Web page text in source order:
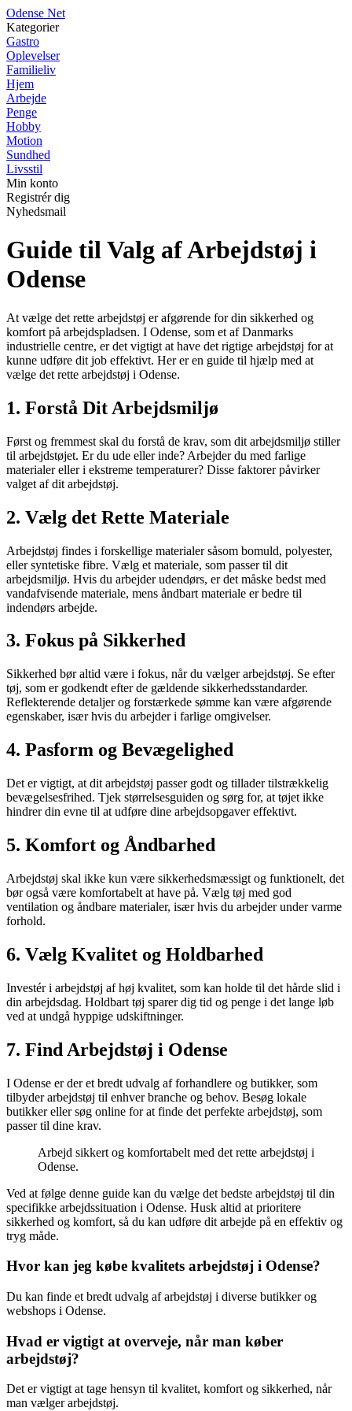
Odense Net
Kategorier
Gastro
Oplevelser
Familieliv
Hjem
Arbejde
Penge
Hobby
Motion
Sundhed
Livsstil
Min konto
Registrér dig
Nyhedsmail
Guide til Valg af Arbejdstøj i
Odense
At vælge det rette arbejdstøj er afgørende for din sikkerhed og
komfort på arbejdspladsen. I Odense, som et af Danmarks
industrielle centre, er det vigtigt at have det rigtige arbejdstøj for at
kunne udføre dit job effektivt. Her er en guide til hjælp med at
vælge det rette arbejdstøj i Odense.
1. Forstå Dit Arbejdsmiljø
Først og fremmest skal du forstå de krav, som dit arbejdsmiljø stiller
til arbejdstøjet. Er du ude eller inde? Arbejder du med farlige
materialer eller i ekstreme temperaturer? Disse faktorer påvirker
valget af dit arbejdstøj.
2. Vælg det Rette Materiale
Arbejdstøj findes i forskellige materialer såsom bomuld, polyester,
eller syntetiske fibre. Vælg et materiale, som passer til dit
arbejdsmiljø. Hvis du arbejder udendørs, er det måske bedst med
vandafvisende materiale, mens åndbart materiale er bedre til
indendørs arbejde.
3. Fokus på Sikkerhed
Sikkerhed bør altid være i fokus, når du vælger arbejdstøj. Se efter
tøj, som er godkendt efter de gældende sikkerhedsstandarder.
Reflekterende detaljer og forstærkede sømme kan være afgørende
egenskaber, især hvis du arbejder i farlige omgivelser.
4. Pasform og Bevægelighed
Det er vigtigt, at dit arbejdstøj passer godt og tillader tilstrækkelig
bevægelsesfrihed. Tjek størrelsesguiden og sørg for, at tøjet ikke
hindrer din evne til at udføre dine arbejdsopgaver effektivt.
5. Komfort og Åndbarhed
Arbejdstøj skal ikke kun være sikkerhedsmæssigt og funktionelt, det
bør også være komfortabelt at have på. Vælg tøj med god
ventilation og åndbare materialer, især hvis du arbejder under varme
forhold.
6. Vælg Kvalitet og Holdbarhed
Investér i arbejdstøj af høj kvalitet, som kan holde til det hårde slid i
din arbejdsdag. Holdbart tøj sparer dig tid og penge i det lange løb
ved at undgå hyppige udskiftninger.
7. Find Arbejdstøj i Odense
I Odense er der et bredt udvalg af forhandlere og butikker, som
tilbyder arbejdstøj til enhver branche og behov. Besøg lokale
butikker eller søg online for at finde det perfekte arbejdstøj, som
passer til dine krav.
Arbejd sikkert og komfortabelt med det rette arbejdstøj i
Odense.
Ved at følge denne guide kan du vælge det bedste arbejdstøj til din
specifikke arbejdssituation i Odense. Husk altid at prioritere
sikkerhed og komfort, så du kan udføre dit arbejde på en effektiv og
tryg måde.
Hvor kan jeg købe kvalitets arbejdstøj i Odense?
Du kan finde et bredt udvalg af arbejdstøj i diverse butikker og
webshops i Odense.
Hvad er vigtigt at overveje, når man køber
arbejdstøj?
Det er vigtigt at tage hensyn til kvalitet, komfort og sikkerhed, når
man vælger arbejdstøj.